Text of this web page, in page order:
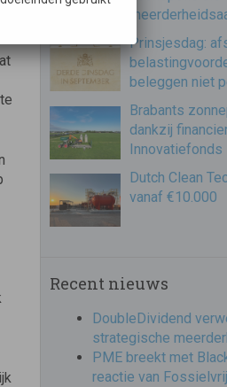
Prinsjesdag:
beleggen niet
Brabants
dankzij
Innovatiefonds
Dutch Clean
vanaf €10.000
Recent nieuws
DoubleDividend
strategische
PME breekt met
reactie van Fossielvrij